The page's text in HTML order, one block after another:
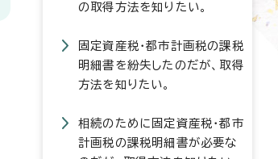
の取得方法を知りたい。
固定資産税・都市計画税の課税
明細書を紛失したのだが、取得
方法を知りたい。
相続のために固定資産税・都市
計画税の課税明細書が必要な